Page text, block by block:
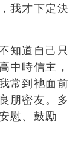
我才下定決
知道自己只
中時信主，
常到祂面前
朋密友。多
慰、鼓勵